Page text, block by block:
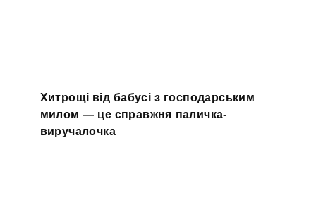
Хитрощі від бабусі з господарським
милом — це справжня паличка-
виручалочка